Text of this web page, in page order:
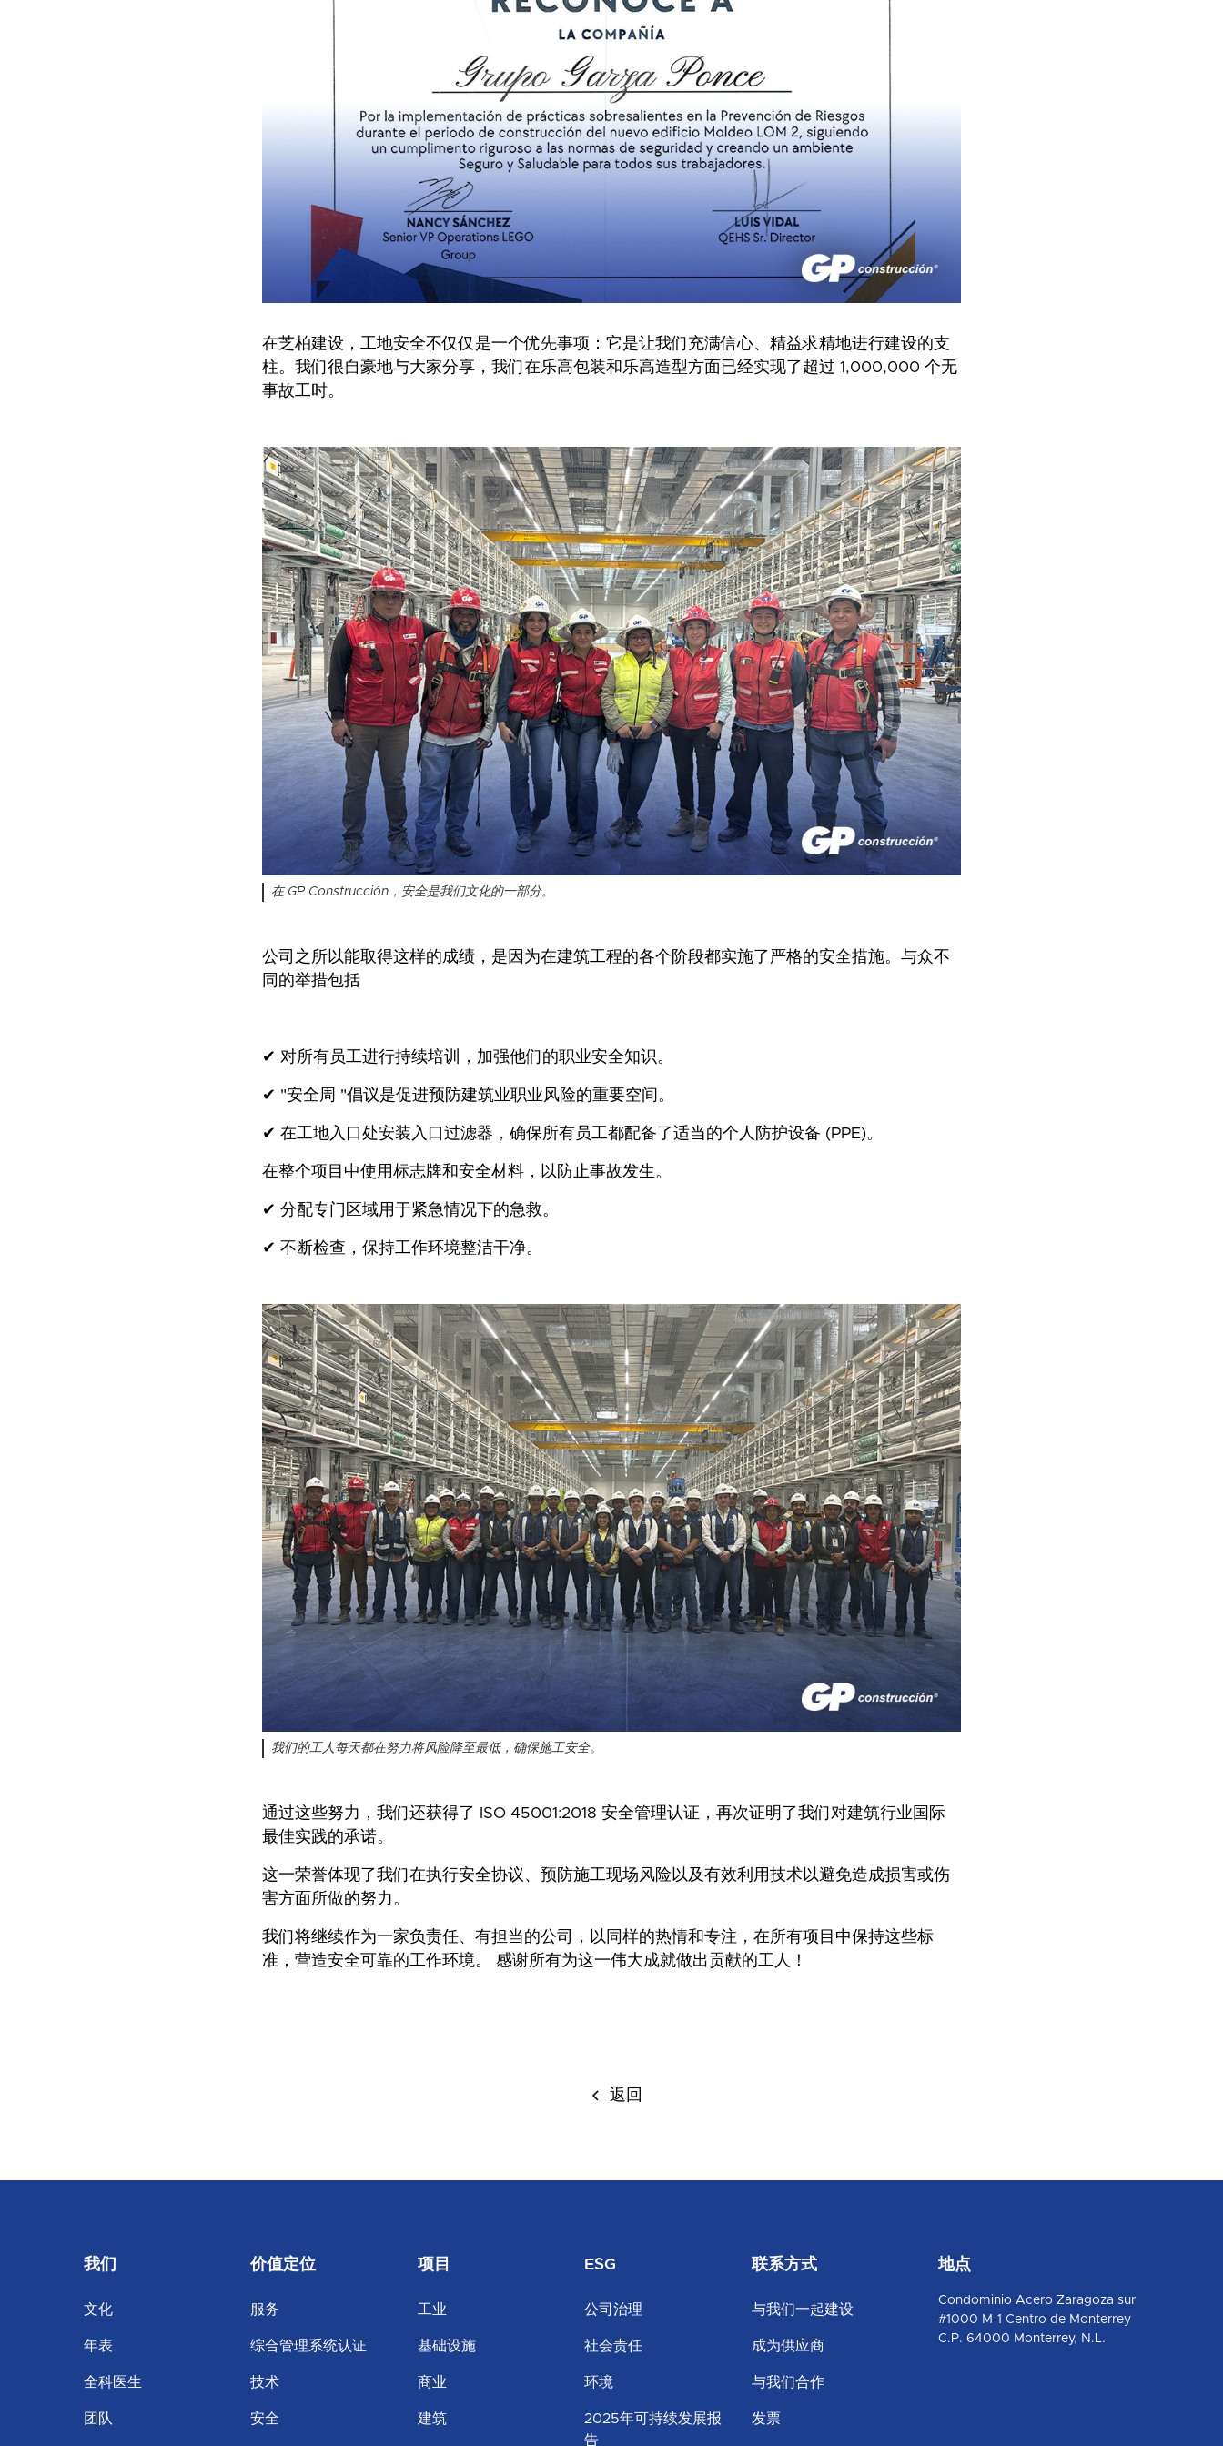
在芝柏建设，工地安全不仅仅是一个优先事项：它是让我们充满信心、精益求精地进行建设的支
柱。我们很自豪地与大家分享，我们在乐高包装和乐高造型方面已经实现了超过 1,000,000 个无
事故工时。
在 GP Construcción，安全是我们文化的一部分。
公司之所以能取得这样的成绩，是因为在建筑工程的各个阶段都实施了严格的安全措施。与众不
同的举措包括
✔ 对所有员工进行持续培训，加强他们的职业安全知识。
✔ "安全周 "倡议是促进预防建筑业职业风险的重要空间。
✔ 在工地入口处安装入口过滤器，确保所有员工都配备了适当的个人防护设备 (PPE)。
在整个项目中使用标志牌和安全材料，以防止事故发生。
✔ 分配专门区域用于紧急情况下的急救。
✔ 不断检查，保持工作环境整洁干净。
我们的工人每天都在努力将风险降至最低，确保施工安全。
通过这些努力，我们还获得了 ISO 45001:2018 安全管理认证，再次证明了我们对建筑行业国际
最佳实践的承诺。
这一荣誉体现了我们在执行安全协议、预防施工现场风险以及有效利用技术以避免造成损害或伤
害方面所做的努力。
我们将继续作为一家负责任、有担当的公司，以同样的热情和专注，在所有项目中保持这些标
准，营造安全可靠的工作环境。 感谢所有为这一伟大成就做出贡献的工人！
返回
我们
文化
年表
全科医生
团队
价值定位
服务
综合管理系统认证
技术
安全
项目
工业
基础设施
商业
建筑
ESG
公司治理
社会责任
环境
2025年可持续发展报
告
联系方式
与我们一起建设
成为供应商
与我们合作
发票
地点
Condominio Acero Zaragoza sur
#1000 M-1 Centro de Monterrey
C.P. 64000 Monterrey, N.L.